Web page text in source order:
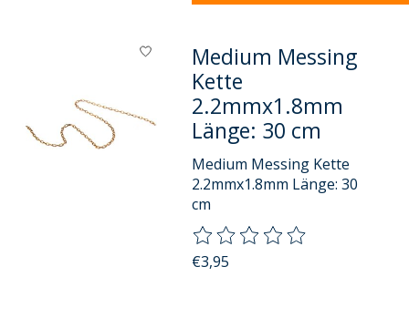
Medium Messing
Kette
2.2mmx1.8mm
Länge: 30 cm
Medium Messing Kette
2.2mmx1.8mm Länge: 30
cm
Die Bewertung dieses
€3,95